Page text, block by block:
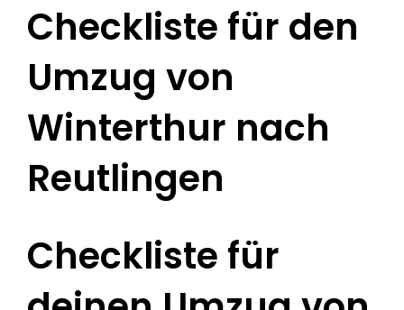
Checkliste für den
Umzug von
Winterthur nach
Reutlingen
Checkliste für